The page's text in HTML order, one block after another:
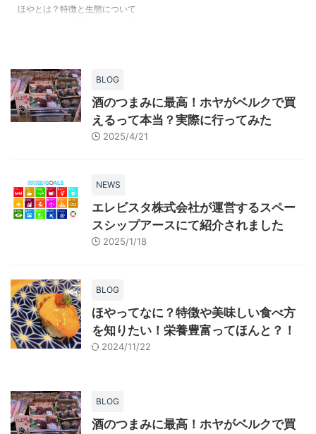
るわけではありません。 特に東
ほやとは？特徴と生態について
くべき特徴があります。 この記
事ではほやについてのさまざまな
情報をまとめましたのでぜひご覧
ください。 太平洋側の東北を中
心に生息 ほやは、主に太平洋側
トンを主食にしています。 海底
や壁に張り付くようにして生息す
るため、注意深く探さなければ見
BLOG
酒のつまみに最高！ホヤがベルクで買
えるって本当？実際に行ってみた
2025/4/21
NEWS
エレビスタ株式会社が運営するスペー
スシップアースにて紹介されました
2025/1/18
BLOG
ほやってなに？特徴や美味しい食べ方
を知りたい！栄養豊富ってほんと？！
2024/11/22
BLOG
酒のつまみに最高！ホヤがベルクで買